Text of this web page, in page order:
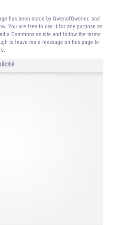
has been made by GwenofGwened and
You are free to use it for any purpose as
Commons as site and follow the terms
to leave me a message on this page to